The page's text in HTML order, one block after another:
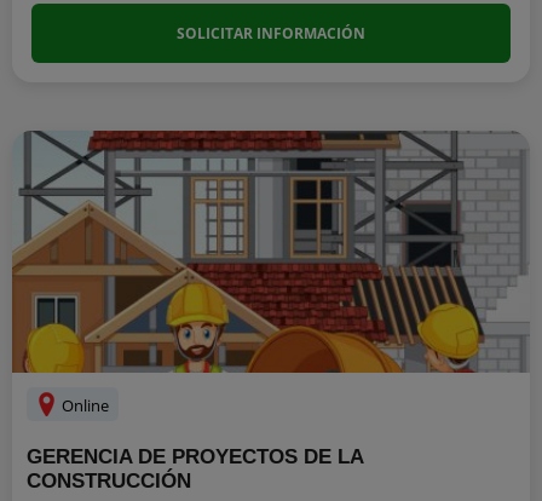
SOLICITAR INFORMACIÓN
Online
GERENCIA DE PROYECTOS DE LA
CONSTRUCCIÓN